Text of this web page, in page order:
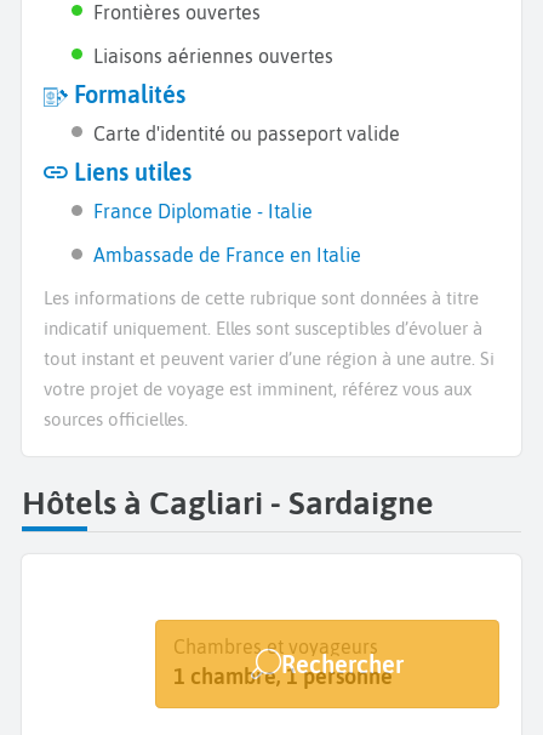
Frontières ouvertes
Liaisons aériennes ouvertes
Formalités
Carte d'identité ou passeport valide
Liens utiles
France Diplomatie - Italie
Ambassade de France en Italie
Les informations de cette rubrique sont données à titre
indicatif uniquement. Elles sont susceptibles d’évoluer à
tout instant et peuvent varier d’une région à une autre. Si
votre projet de voyage est imminent, référez vous aux
sources officielles.
Hôtels à Cagliari - Sardaigne
Destination
Cagliari
Dates
Dates de votre séjour
Chambres et voyageurs
1 chambre, 1 personne
Rechercher